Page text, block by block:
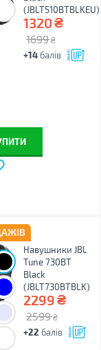
(JBLT510BTBLKEU)
1320₴
1699 ₴
+14 балів
Навушники JBL
Tune 730BT
Black
(JBLT730BTBLK)
2299₴
2599 ₴
+22 балів